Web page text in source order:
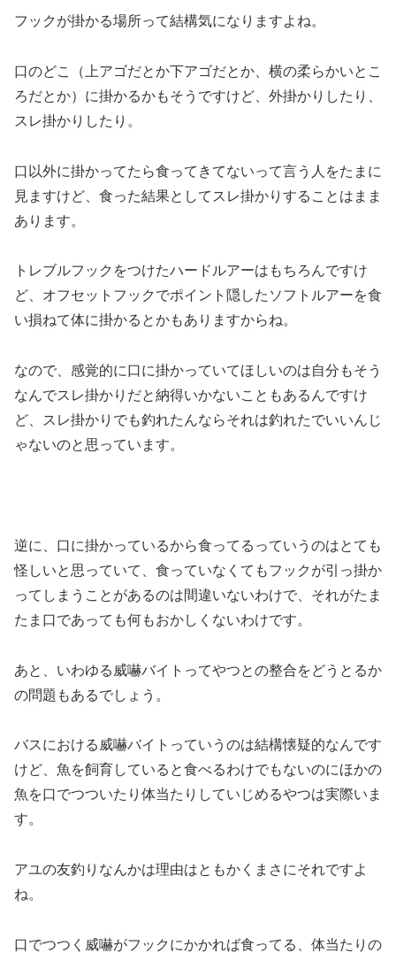
フックが掛かる場所って結構気になりますよね。
口のどこ（上アゴだとか下アゴだとか、横の柔らかいとこ
ろだとか）に掛かるかもそうですけど、外掛かりしたり、
スレ掛かりしたり。
口以外に掛かってたら食ってきてないって言う人をたまに
見ますけど、食った結果としてスレ掛かりすることはまま
あります。
トレブルフックをつけたハードルアーはもちろんですけ
ど、オフセットフックでポイント隠したソフトルアーを食
い損ねて体に掛かるとかもありますからね。
なので、感覚的に口に掛かっていてほしいのは自分もそう
なんでスレ掛かりだと納得いかないこともあるんですけ
ど、スレ掛かりでも釣れたんならそれは釣れたでいいんじ
ゃないのと思っています。
逆に、口に掛かっているから食ってるっていうのはとても
怪しいと思っていて、食っていなくてもフックが引っ掛か
ってしまうことがあるのは間違いないわけで、それがたま
たま口であっても何もおかしくないわけです。
あと、いわゆる威嚇バイトってやつとの整合をどうとるか
の問題もあるでしょう。
バスにおける威嚇バイトっていうのは結構懐疑的なんです
けど、魚を飼育していると食べるわけでもないのにほかの
魚を口でつついたり体当たりしていじめるやつは実際いま
す。
アユの友釣りなんかは理由はともかくまさにそれですよ
ね。
口でつつく威嚇がフックにかかれば食ってる、体当たりの